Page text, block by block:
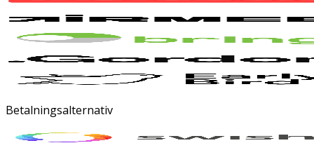
Betalningsalternativ